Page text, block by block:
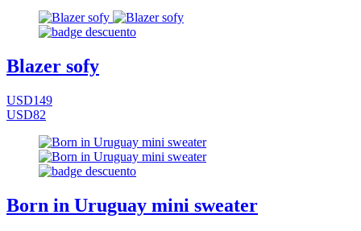
Blazer sofy
USD149
USD82
Born in Uruguay mini sweater